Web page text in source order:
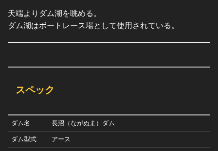
天端よりダム湖を眺める。
ダム湖はボートレース場として使用されている。
スペック
ダム名 長沼（ながぬま）ダム
ダム型式 アース